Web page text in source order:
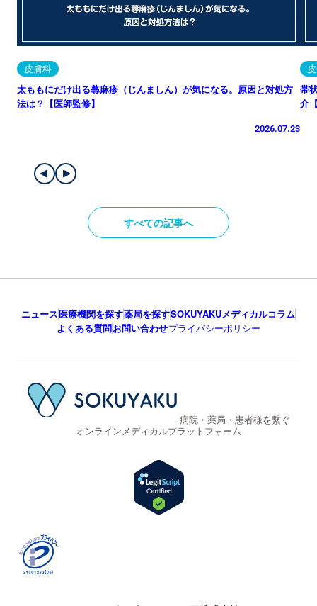
皮膚科
太ももにだけ出る蕁麻疹（じんましん）が気になる。原因と対処方
法は？【医師監修】
2026.07.23
帯
介
すべての記事へ
ニュース医療機関を探す薬局を探すSOKUYAKUメディカルコラム
よくある質問お問い合わせプライバシーポリシー
病院・薬局・患者様を繋ぐ
オンラインメディカルプラットフォーム